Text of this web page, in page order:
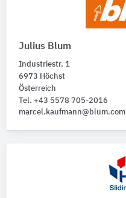
Julius Blum
Industriestr. 1
6973 Höchst
Österreich
Tel. +43 5578 705-2016
marcel.kaufmann@blum.com